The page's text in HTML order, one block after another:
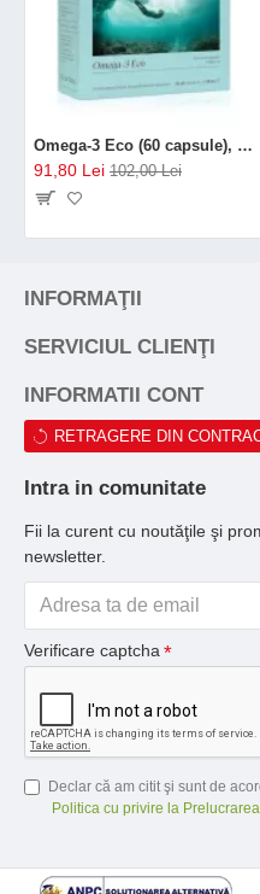
Omega-3 Eco (60 capsule), GAL
91,80 Lei 102,00 Lei
INFORMAŢII
SERVICIUL CLIENŢI
INFORMATII CONT
RETRAGERE DIN
Intra in comunitate
Fii la curent cu noutăţile şi
newsletter.
Verificare captcha
Declar că am citit şi sunt de
Politica cu privire la